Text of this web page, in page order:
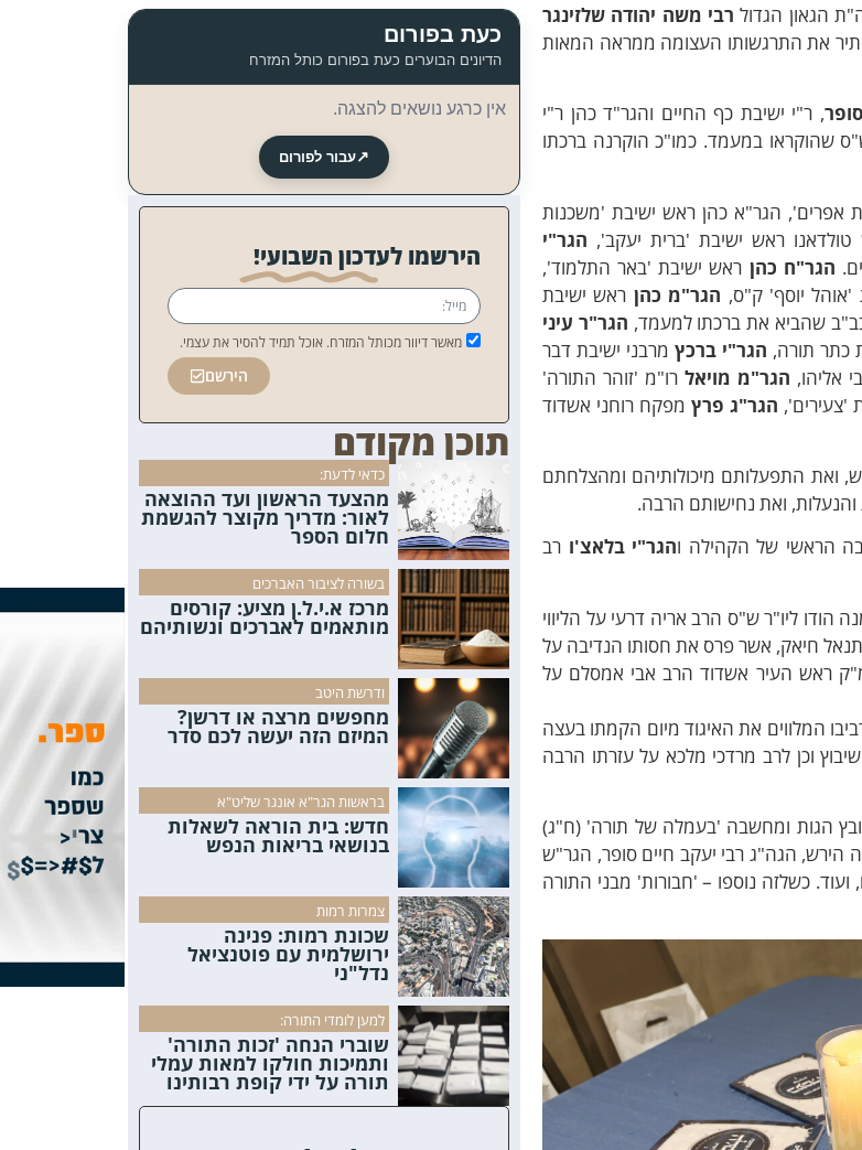
הגאון הגדול רבי משה יהודה שלזינגר
את התרגשותו העצומה ממראה המאות
, ר"י ישיבת כף החיים והגר"ד כהן ר"י
שהוקראו במעמד. כמו"כ הוקרנה ברכתו
אפרים', הגר"א כהן ראש ישיבת 'משכנות
ראש ישיבת 'ברית יעקב', הגר"י
הגר"ח כהן ראש ישיבת 'באר התלמוד',
'אוהל יוסף' ק"ס, הגר"מ כהן ראש ישיבת
שהביא את ברכתו למעמד, הגר"ר עיני
כתר תורה, הגר"י ברכץמרבני ישיבת דבר
אליהו, הגר"מ מויאלרו"מ 'זוהר התורה'
'צעירים', הגר"ג פרץמפקח רוחני אשדוד
ואת התפעלותם מיכולותיהם ומהצלחתם
ואת נחישותם הרבה.
הראשי של הקהילה והגר"י בלאצ'ו רב
הודו ליו"ר ש"ס הרב אריה דרעי על הליווי
חיאק, אשר פרס את חסותו הנדיבה על
ראש העיר אשדוד הרב אבי אמסלם על
המלווים את האיגוד מיום הקמתו בעצה
וכן לרב מרדכי מלכא על עזרתו הרבה
הגות ומחשבה 'בעמלה של תורה' (ח"ג)
הירש, הגה"ג רבי יעקב חיים סופר, הגר"ש
כשלזה נוספו – 'חבורות' מבני התורה
כעת בפורום
הדיונים הבוערים כעת בפורום כותל המזרח
אין כרגע נושאים להצגה.
↗עבור לפורום
הירשמו לעדכון השבועי!
מאשר דיוור מכותל המזרח. אוכל תמיד להסיר את עצמי.
הירשם
תוכן מקודם
כדאי לדעת:
מהצעד הראשון ועד ההוצאה
לאור: מדריך מקוצר להגשמת
חלום הספר
בשורה לציבור האברכים
מרכז א.י.ל.ן מציע: קורסים
מותאמים לאברכים ונשותיהם
ודרשת היטב
מחפשים מרצה או דרשן?
המיזם הזה יעשה לכם סדר
בראשות הגר"א אונגר שליט"א
חדש: בית הוראה לשאלות
בנושאי בריאות הנפש
צמרות רמות
שכונת רמות: פנינה
ירושלמית עם פוטנציאל
נדל"ני
למען לומדי התורה:
שוברי הנחה 'זכות התורה'
ותמיכות חולקו למאות עמלי
תורה על ידי קופת רבותינו